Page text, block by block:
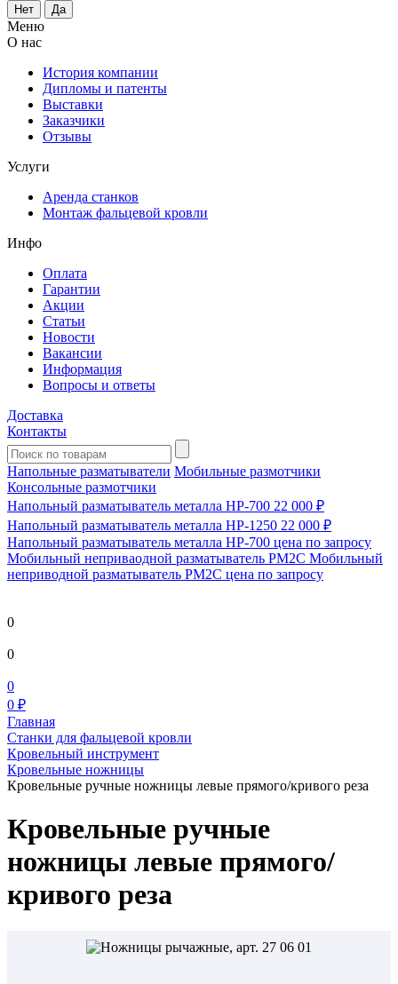
Нет Да
Меню
О нас
История компании
Дипломы и патенты
Выставки
Заказчики
Отзывы
Услуги
Аренда станков
Монтаж фальцевой кровли
Инфо
Оплата
Гарантии
Акции
Статьи
Новости
Вакансии
Информация
Вопросы и ответы
Доставка
Контакты
Напольные разматыватели Мобильные размотчики
Консольные размотчики
Напольный разматыватель металла HP-700 22 000 ₽
Напольный разматыватель металла HP-1250 22 000 ₽
Напольный разматыватель металла HP-700 цена по запросу
Мобильный непривaодной разматыватель РМ2С Мобильный
неприводной разматыватель РМ2С цена по запросу
0
0
0
0 ₽
Главная
Станки для фальцевой кровли
Кровельный инструмент
Кровельные ножницы
Кровельные ручные ножницы левые прямого/кривого реза
Кровельные ручные
ножницы левые прямого/
кривого реза